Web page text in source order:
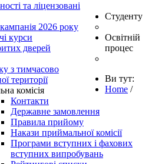
та ліцензовані
2026 року
курси
дверей
з тимчасово
території
комісія
Контакти
Державне замовлення
Правила прийому
Накази приймальної комісії
Програми вступних і фахових
вступних випробувань
Студенту
Освітній
процес
Ви тут:
Home /